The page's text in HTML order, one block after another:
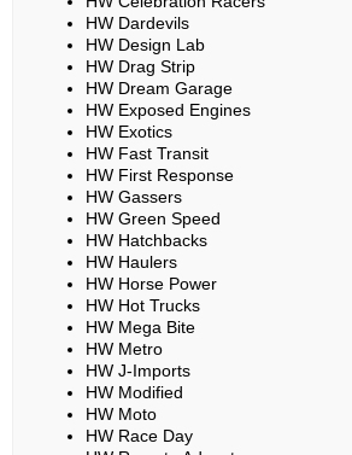
HW Dardevils
HW Design Lab
HW Drag Strip
HW Dream Garage
HW Exposed Engines
HW Exotics
HW Fast Transit
HW First Response
HW Gassers
HW Green Speed
HW Hatchbacks
HW Haulers
HW Horse Power
HW Hot Trucks
HW Mega Bite
HW Metro
HW J-Imports
HW Modified
HW Moto
HW Race Day